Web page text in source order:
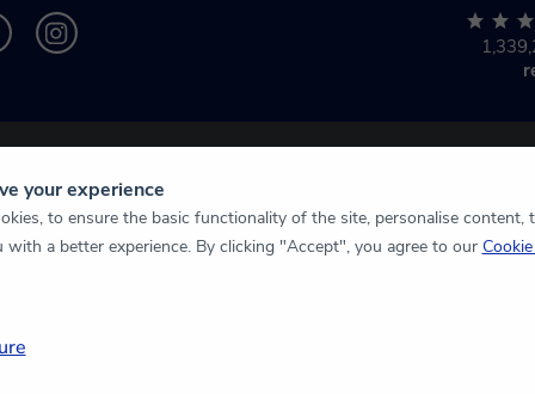
your experience
to ensure the basic functionality of the site, personalise content,
a better experience. By clicking "Accept", you agree to our